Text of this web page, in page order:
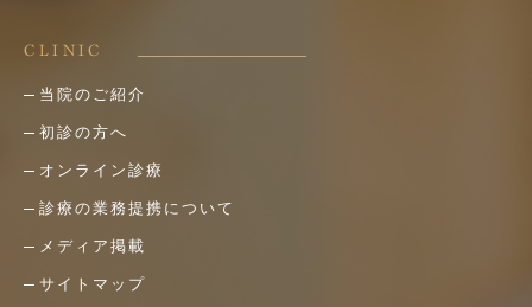
CLINIC
当院のご紹介
初診の方へ
オンライン診療
診療の業務提携について
メディア掲載
サイトマップ